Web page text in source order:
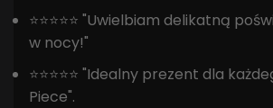
⭐️⭐️⭐️⭐️⭐️ "Uwielbiam delikatną
w nocy!"
⭐️⭐️⭐️⭐️⭐️ "Idealny prezent dla
Piece".